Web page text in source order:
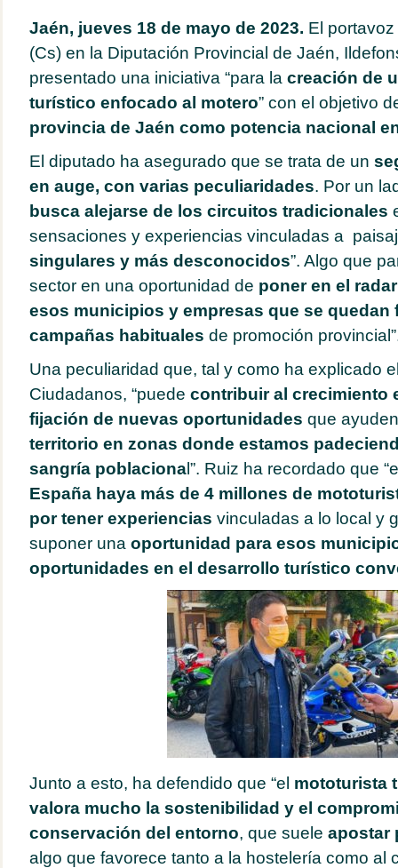
Jaén, jueves 18 de mayo de 2023. El
(Cs) en la Diputación Provincial de Jaén,
presentado una iniciativa “para la creación de
turístico enfocado al motero” con el objetivo
provincia de Jaén como potencia nacional
El diputado ha asegurado que se trata de un
en auge, con varias peculiaridades. Por un
busca alejarse de los circuitos tradicionales
sensaciones y experiencias vinculadas a
singulares y más desconocidos”. Algo que
sector en una oportunidad de poner en el
esos municipios y empresas que se quedan
campañas habituales de promoción
Una peculiaridad que, tal y como ha explicado
Ciudadanos, “puede contribuir al crecimiento
fijación de nuevas oportunidades que
territorio en zonas donde estamos
sangría poblacional”. Ruiz ha recordado que
España haya más de 4 millones de
por tener experiencias vinculadas a lo local y
suponer una oportunidad para esos
oportunidades en el desarrollo turístico
Junto a esto, ha defendido que “el mototurista
valora mucho la sostenibilidad y el
conservación del entorno, que suele apostar
algo que favorece tanto a la hostelería como al